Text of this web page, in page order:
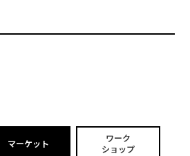
マーケット
ワーク
ショップ